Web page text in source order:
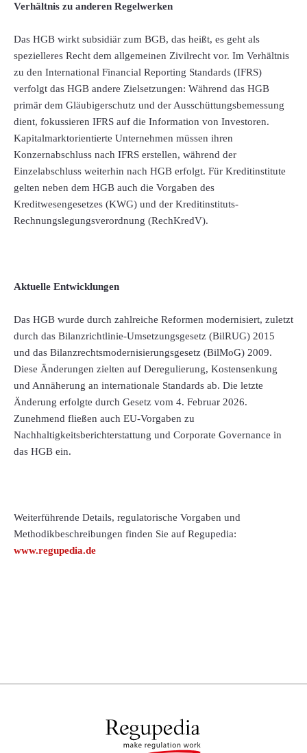
Verhältnis zu anderen Regelwerken
Das HGB wirkt subsidiär zum BGB, das heißt, es geht als
spezielleres Recht dem allgemeinen Zivilrecht vor. Im Verhältnis
zu den International Financial Reporting Standards (IFRS)
verfolgt das HGB andere Zielsetzungen: Während das HGB
primär dem Gläubigerschutz und der Ausschüttungsbemessung
dient, fokussieren IFRS auf die Information von Investoren.
Kapitalmarktorientierte Unternehmen müssen ihren
Konzernabschluss nach IFRS erstellen, während der
Einzelabschluss weiterhin nach HGB erfolgt. Für Kreditinstitute
gelten neben dem HGB auch die Vorgaben des
Kreditwesengesetzes (KWG) und der Kreditinstituts-
Rechnungslegungsverordnung (RechKredV).
Aktuelle Entwicklungen
Das HGB wurde durch zahlreiche Reformen modernisiert, zuletzt
durch das Bilanzrichtlinie-Umsetzungsgesetz (BilRUG) 2015
und das Bilanzrechtsmodernisierungsgesetz (BilMoG) 2009.
Diese Änderungen zielten auf Deregulierung, Kostensenkung
und Annäherung an internationale Standards ab. Die letzte
Änderung erfolgte durch Gesetz vom 4. Februar 2026.
Zunehmend fließen auch EU-Vorgaben zu
Nachhaltigkeitsberichterstattung und Corporate Governance in
das HGB ein.
Weiterführende Details, regulatorische Vorgaben und
Methodikbeschreibungen finden Sie auf Regupedia:
www.regupedia.de